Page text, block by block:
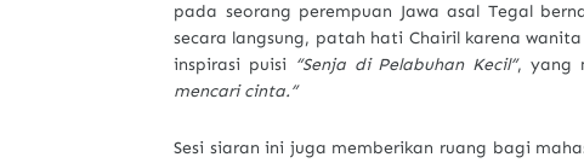
pada seorang perempuan Jawa asal Tegal
secara langsung, patah hati Chairil karena
inspirasi puisi “Senja di Pelabuhan Kecil”, yang
mencari cinta.”
Sesi siaran ini juga memberikan ruang bagi